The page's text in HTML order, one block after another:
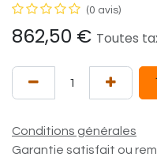
(0 avis)
862,50 € Toutes
Conditions générales
Garantie satisfait ou